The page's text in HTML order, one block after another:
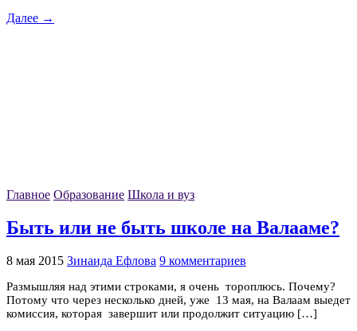
Далее →
Главное Образование Школа и вуз
Быть или не быть школе на Валааме?
8 мая 2015 Зинаида Ефлова 9 комментариев
Размышляя над этими строками, я очень тороплюсь. Почему?
Потому что через несколько дней, уже 13 мая, на Валаам выедет
комиссия, которая завершит или продолжит ситуацию […]